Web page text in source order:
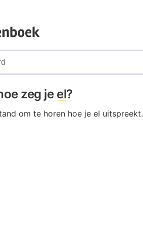
zeg je el?
om te horen hoe je el uitspreekt.